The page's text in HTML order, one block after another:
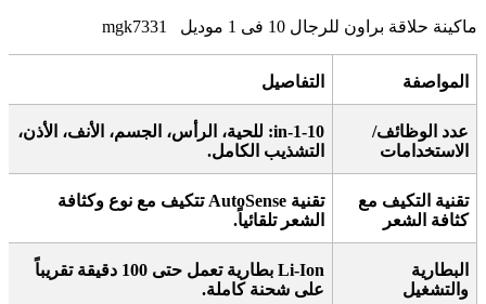
ماكينة حلاقة براون للرجال 10 فى 1 موديل mgk7331
المواصفة التفاصيل
عدد الوظائف/
الاستخدامات
10-in-1:
للحية، الرأس، الجسم، الأنف، الأذن،
التشذيب الكامل.
تقنية التكيف مع
كثافة الشعر
تقنية AutoSense
تتكيف مع نوع وكثافة
الشعر تلقائياً.
البطارية
والتشغيل
Li-Ion
بطارية تعمل حتى 100 دقيقة تقريباً
على شحنة كاملة.